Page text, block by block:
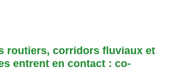
routiers, corridors fluviaux et
entrent en contact : co-